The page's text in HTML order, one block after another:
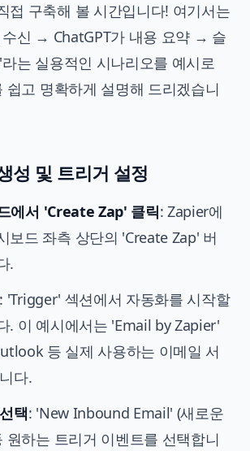
접 구축해 볼 시간입니다! 여기서는
수신 → ChatGPT가 내용 요약 → 슬
는 실용적인 시나리오를 예시로
쉽고 명확하게 설명해 드리겠습니
성 및 트리거 설정
에서 'Create Zap' 클릭: Zapier에
보드 좌측 상단의 'Create Zap' 버
.
: 'Trigger' 섹션에서 자동화를 시작할
. 이 예시에서는 'Email by Zapier'
등 실제 사용하는 이메일 서
다.
택: 'New Inbound Email' (새로운
원하는 트리거 이벤트를 선택합니